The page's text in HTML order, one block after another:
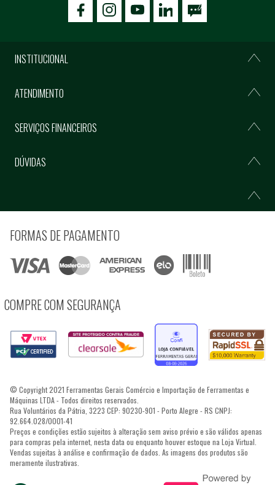
icon-facebookicon-social02icon-social03
INSTITUCIONAL
ATENDIMENTO
SERVIÇOS FINANCEIROS
DÚVIDAS
FORMAS DE PAGAMENTO
COMPRE COM SEGURANÇA
© Copyright 2021 Ferramentas Gerais Comércio e Importação de Ferramentas e
Máquinas LTDA - Todos direitos reservados.
Rua Voluntários da Pátria, 3223 CEP: 90230-901 - Porto Alegre - RS CNPJ:
92.664.028/0001-41
Preços e condições estão sujeitos à alteração sem aviso prévio e são válidos apenas
para compras pela internet, nesta data ou enquanto houver estoque na Loja Virtual.
Vendas sujeitas à análise e confirmação de dados. As imagens dos produtos são
meramente ilustrativas.